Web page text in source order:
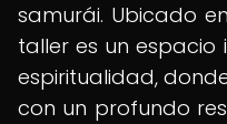
samurái. Ubicado
taller es un
espiritualidad,
con un profundo